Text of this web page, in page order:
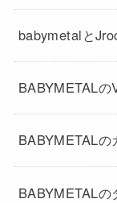
babymetalと
BABYMETALの
BABYMETALの
BABYMETALの